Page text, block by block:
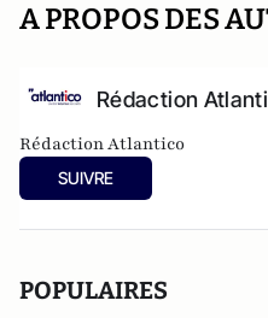
A PROPOS DES
Rédaction
Rédaction Atlantico
SUIVRE
POPULAIRES